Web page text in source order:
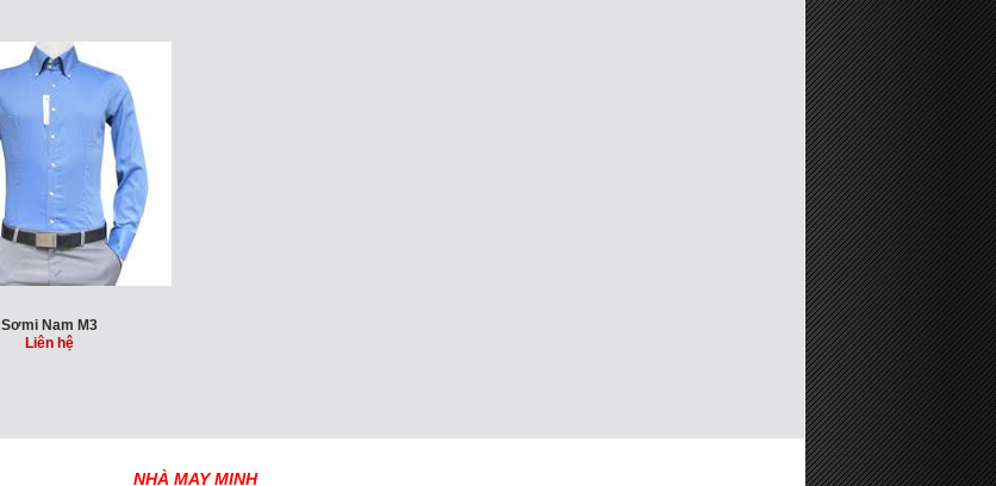
Sơmi Nam M3
Liên hệ
NHÀ MAY MINH